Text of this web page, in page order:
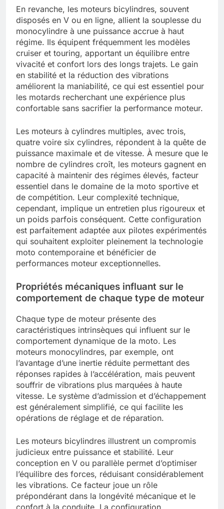
En revanche, les moteurs bicylindres, souvent
disposés en V ou en ligne, allient la souplesse du
monocylindre à une puissance accrue à haut
régime. Ils équipent fréquemment les modèles
cruiser et touring, apportant un équilibre entre
vivacité et confort lors des longs trajets. Le gain
en stabilité et la réduction des vibrations
améliorent la maniabilité, ce qui est essentiel pour
les motards recherchant une expérience plus
confortable sans sacrifier la performance moteur.
Les moteurs à cylindres multiples, avec trois,
quatre voire six cylindres, répondent à la quête de
puissance maximale et de vitesse. À mesure que le
nombre de cylindres croît, les moteurs gagnent en
capacité à maintenir des régimes élevés, facteur
essentiel dans le domaine de la moto sportive et
de compétition. Leur complexité technique,
cependant, implique un entretien plus rigoureux et
un poids parfois conséquent. Cette configuration
est parfaitement adaptée aux pilotes expérimentés
qui souhaitent exploiter pleinement la technologie
moto contemporaine et bénéficier de
performances moteur exceptionnelles.
Propriétés mécaniques influant sur le
comportement de chaque type de moteur
Chaque type de moteur présente des
caractéristiques intrinsèques qui influent sur le
comportement dynamique de la moto. Les
moteurs monocylindres, par exemple, ont
l’avantage d’une inertie réduite permettant des
réponses rapides à l’accélération, mais peuvent
souffrir de vibrations plus marquées à haute
vitesse. Le système d’admission et d’échappement
est généralement simplifié, ce qui facilite les
opérations de réglage et de réparation.
Les moteurs bicylindres illustrent un compromis
judicieux entre puissance et stabilité. Leur
conception en V ou parallèle permet d’optimiser
l’équilibre des forces, réduisant considérablement
les vibrations. Ce facteur joue un rôle
prépondérant dans la longévité mécanique et le
confort à la conduite. La configuration